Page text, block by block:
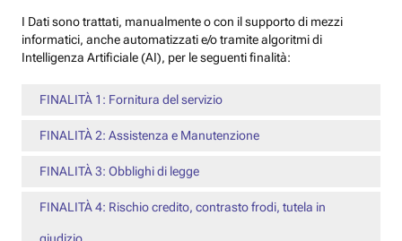
I Dati sono trattati, manualmente o con il supporto di mezzi
informatici, anche automatizzati e/o tramite algoritmi di
Intelligenza Artificiale (AI), per le seguenti finalità:
FINALITÀ 1: Fornitura del servizio
FINALITÀ 2: Assistenza e Manutenzione
FINALITÀ 3: Obblighi di legge
FINALITÀ 4: Rischio credito, contrasto frodi, tutela in